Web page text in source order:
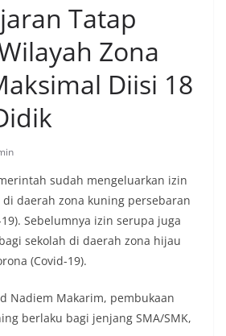
Tatap
Zona
Diisi 18
sudah mengeluarkan izin
daerah zona kuning persebaran
Sebelumnya izin serupa juga
sekolah di daerah zona hijau
(Covid-19).
Nadiem Makarim, pembukaan
berlaku bagi jenjang SMA/SMK,